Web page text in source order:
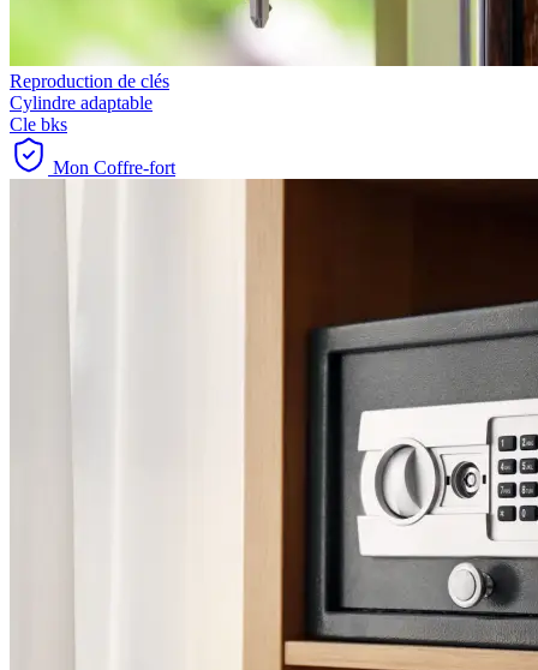
Reproduction de clés
Cylindre adaptable
Cle bks
Mon Coffre-fort